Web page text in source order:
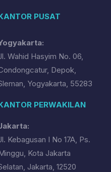
PUSAT
Wahid Hasyim No. 06,
Depok,
Yogyakarta, 55283
PERWAKILAN
Kebagusan I No 17A, Ps.
Kota Jakarta
Jakarta, 12520